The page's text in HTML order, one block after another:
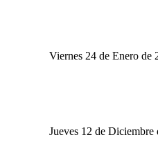
Viernes 24 de Enero de
Jueves 12 de Diciembre